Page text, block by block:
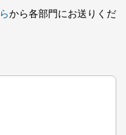
から各部門にお送りくだ